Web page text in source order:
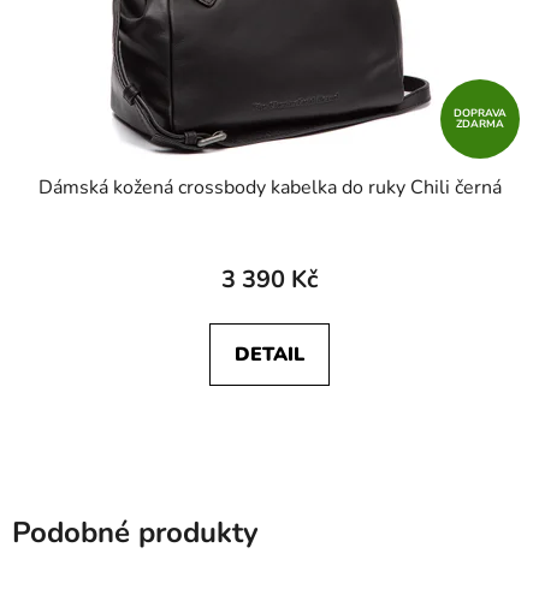
DOPRAVA
ZDARMA
Dámská kožená crossbody kabelka do ruky Chili černá
3 390 Kč
DETAIL
Podobné produkty